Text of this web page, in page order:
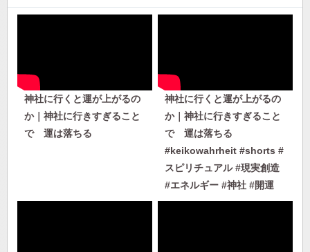
神社に行くと運が上がるの
か｜神社に行きすぎること
で 運は落ちる
神社に行くと運が上がるの
か｜神社に行きすぎること
で 運は落ちる
#keikowahrheit #shorts #
スピリチュアル #現実創造
#エネルギー #神社 #開運